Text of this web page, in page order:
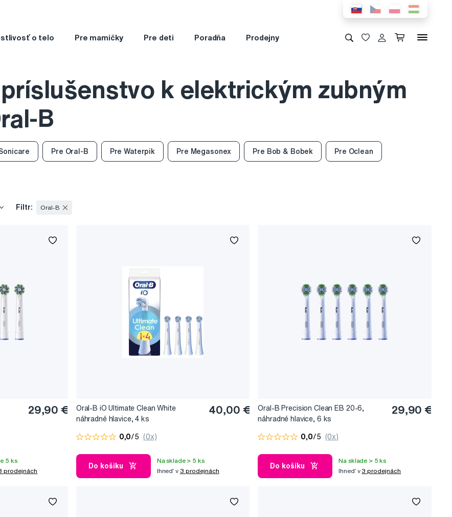
o telo Pre mamičky Pre deti Poradňa Prodejny
príslušenstvo k elektrickým zubným
B
Pre Oral-B Pre Waterpik Pre Megasonex Pre Bob & Bobek Pre Oclean
Filtr: Oral-B
29,90 €
5 ks
prodejnách
Oral-B iO Ultimate Clean White
náhradné hlavice, 4 ks
40,00 €
0,0/5 (0x)
Do košíku
Na sklade > 5 ks
Ihneď v 3 prodejnách
Oral-B Precision Clean EB 20-6,
náhradné hlavice, 6 ks
29,90 €
0,0/5 (0x)
Do košíku
Na sklade > 5 ks
Ihneď v 3 prodejnách